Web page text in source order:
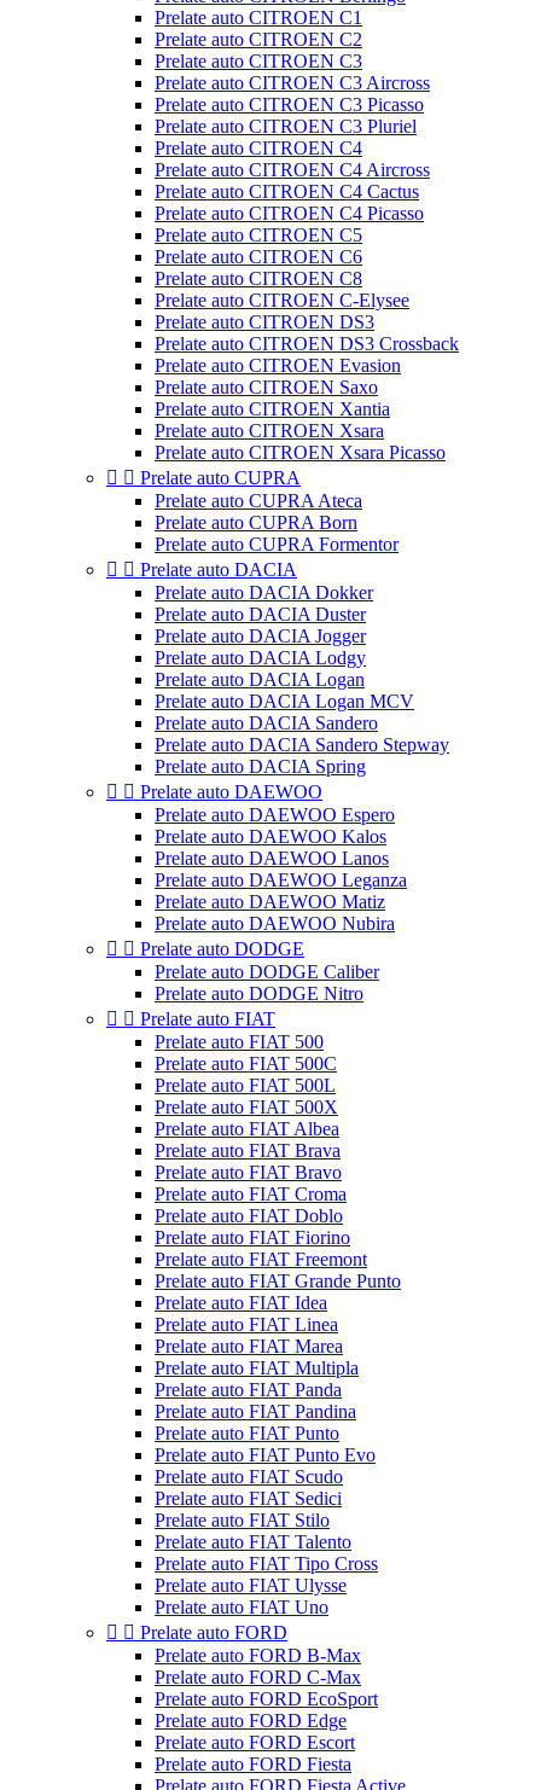
Prelate auto CITROEN C1
Prelate auto CITROEN C2
Prelate auto CITROEN C3
Prelate auto CITROEN C3 Aircross
Prelate auto CITROEN C3 Picasso
Prelate auto CITROEN C3 Pluriel
Prelate auto CITROEN C4
Prelate auto CITROEN C4 Aircross
Prelate auto CITROEN C4 Cactus
Prelate auto CITROEN C4 Picasso
Prelate auto CITROEN C5
Prelate auto CITROEN C6
Prelate auto CITROEN C8
Prelate auto CITROEN C-Elysee
Prelate auto CITROEN DS3
Prelate auto CITROEN DS3 Crossback
Prelate auto CITROEN Evasion
Prelate auto CITROEN Saxo
Prelate auto CITROEN Xantia
Prelate auto CITROEN Xsara
Prelate auto CITROEN Xsara Picasso
  Prelate auto CUPRA
Prelate auto CUPRA Ateca
Prelate auto CUPRA Born
Prelate auto CUPRA Formentor
  Prelate auto DACIA
Prelate auto DACIA Dokker
Prelate auto DACIA Duster
Prelate auto DACIA Jogger
Prelate auto DACIA Lodgy
Prelate auto DACIA Logan
Prelate auto DACIA Logan MCV
Prelate auto DACIA Sandero
Prelate auto DACIA Sandero Stepway
Prelate auto DACIA Spring
  Prelate auto DAEWOO
Prelate auto DAEWOO Espero
Prelate auto DAEWOO Kalos
Prelate auto DAEWOO Lanos
Prelate auto DAEWOO Leganza
Prelate auto DAEWOO Matiz
Prelate auto DAEWOO Nubira
  Prelate auto DODGE
Prelate auto DODGE Caliber
Prelate auto DODGE Nitro
  Prelate auto FIAT
Prelate auto FIAT 500
Prelate auto FIAT 500C
Prelate auto FIAT 500L
Prelate auto FIAT 500X
Prelate auto FIAT Albea
Prelate auto FIAT Brava
Prelate auto FIAT Bravo
Prelate auto FIAT Croma
Prelate auto FIAT Doblo
Prelate auto FIAT Fiorino
Prelate auto FIAT Freemont
Prelate auto FIAT Grande Punto
Prelate auto FIAT Idea
Prelate auto FIAT Linea
Prelate auto FIAT Marea
Prelate auto FIAT Multipla
Prelate auto FIAT Panda
Prelate auto FIAT Pandina
Prelate auto FIAT Punto
Prelate auto FIAT Punto Evo
Prelate auto FIAT Scudo
Prelate auto FIAT Sedici
Prelate auto FIAT Stilo
Prelate auto FIAT Talento
Prelate auto FIAT Tipo Cross
Prelate auto FIAT Ulysse
Prelate auto FIAT Uno
  Prelate auto FORD
Prelate auto FORD B-Max
Prelate auto FORD C-Max
Prelate auto FORD EcoSport
Prelate auto FORD Edge
Prelate auto FORD Escort
Prelate auto FORD Fiesta
Prelate auto FORD Fiesta Active